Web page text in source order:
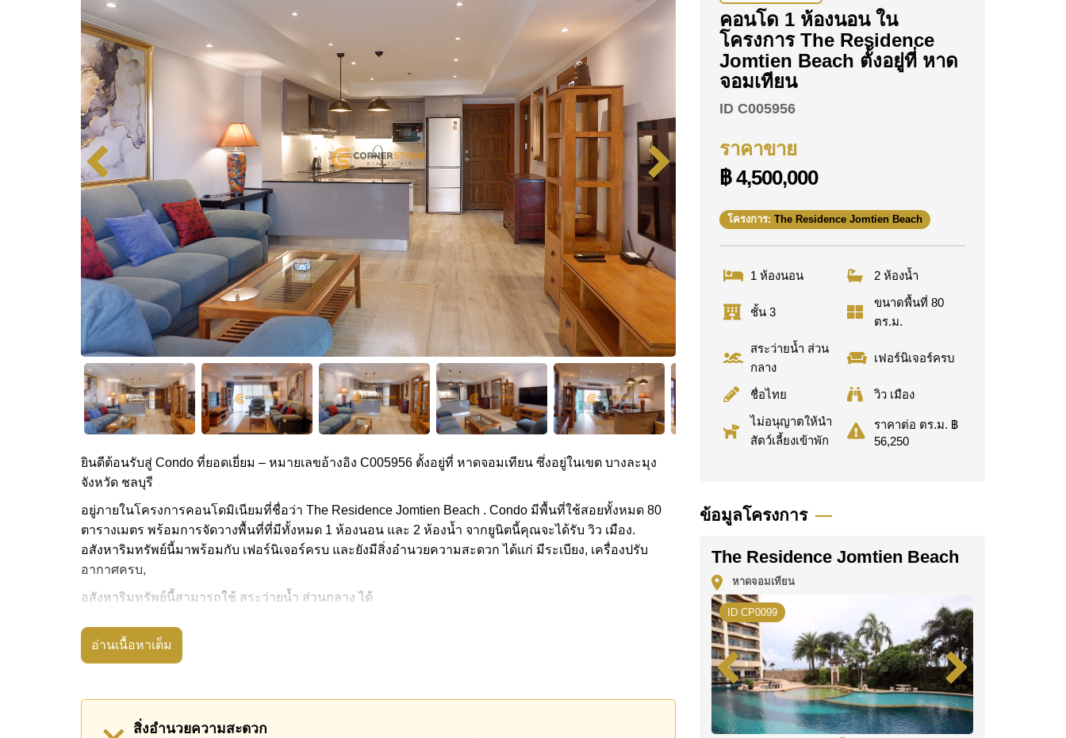
ยินดีต้อนรับสู่ Condo ที่ยอดเยี่ยม – หมายเลขอ้างอิง C005956 ตั้งอยู่ที่ หาดจอมเทียน ซึ่งอยู่ในเขต บางละมุง
จังหวัด ชลบุรี
อยู่ภายในโครงการคอนโดมิเนียมที่ชื่อว่า The Residence Jomtien Beach . Condo มีพื้นที่ใช้สอยทั้งหมด 80
ตารางเมตร พร้อมการจัดวางพื้นที่ที่มีทั้งหมด 1 ห้องนอน และ 2 ห้องน้ำ จากยูนิตนี้คุณจะได้รับ วิว เมือง.
อสังหาริมทรัพย์นี้มาพร้อมกับ เฟอร์นิเจอร์ครบ และยังมีสิ่งอำนวยความสะดวก ได้แก่ มีระเบียง, เครื่องปรับ
อากาศครบ,
อสังหาริมทรัพย์นี้สามารถใช้ สระว่ายน้ำ ส่วนกลาง ได้
The Residence Jomtien Beach มีสิ่งอำนวยความสะดวกส่วนกลาง ได้แก่ ฟิสเนส, สวนส่วนกลาง, รปภ.24ชม.
สถานที่สำคัญใกล้ The Residence Jomtien Beach ได้แก่: เดินทางไปชายหาดได้ง่าย, ฟู้ดมาร์ท , ตลาดน้ำสี่
อสังหาริมทรัพย์นี้มีไว้สำหรับขายในราคา ฿ 4,500,000 บาท คิดเป็น ฿ 56,250 บาทต่อตารางเมตร
โฉนดที่ดินของอสังหาริมทรัพย์นี้อยู่ภายใต้กรรมสิทธิ์ ชื่อไทย โดยมี ค่าโอนคนละครึ่ง
อ่านเนื้อหาเต็ม
สิ่งอำนวยความสะดวก
คอนโด 1 ห้องนอน ใน
โครงการ The Residence
Jomtien Beach ตั้งอยู่ที่ หาด
จอมเทียน
ID C005956
ราคาขาย
฿ 4,500,000
โครงการ: The Residence Jomtien Beach
1 ห้องนอน 2 ห้องน้ำ
ชั้น 3
ขนาดพื้นที่ 80
ตร.ม.
สระว่ายน้ำ ส่วน
กลาง
เฟอร์นิเจอร์ครบ
ชื่อไทย
วิว เมือง
ไม่อนุญาตให้นำ
สัตว์เลี้ยงเข้าพัก
ราคาต่อ ตร.ม. ฿
56,250
ข้อมูลโครงการ
The Residence Jomtien Beach
หาดจอมเทียน
ID CP0099